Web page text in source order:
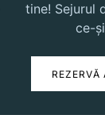
tine! Sejurul
ce-
REZERVĂ